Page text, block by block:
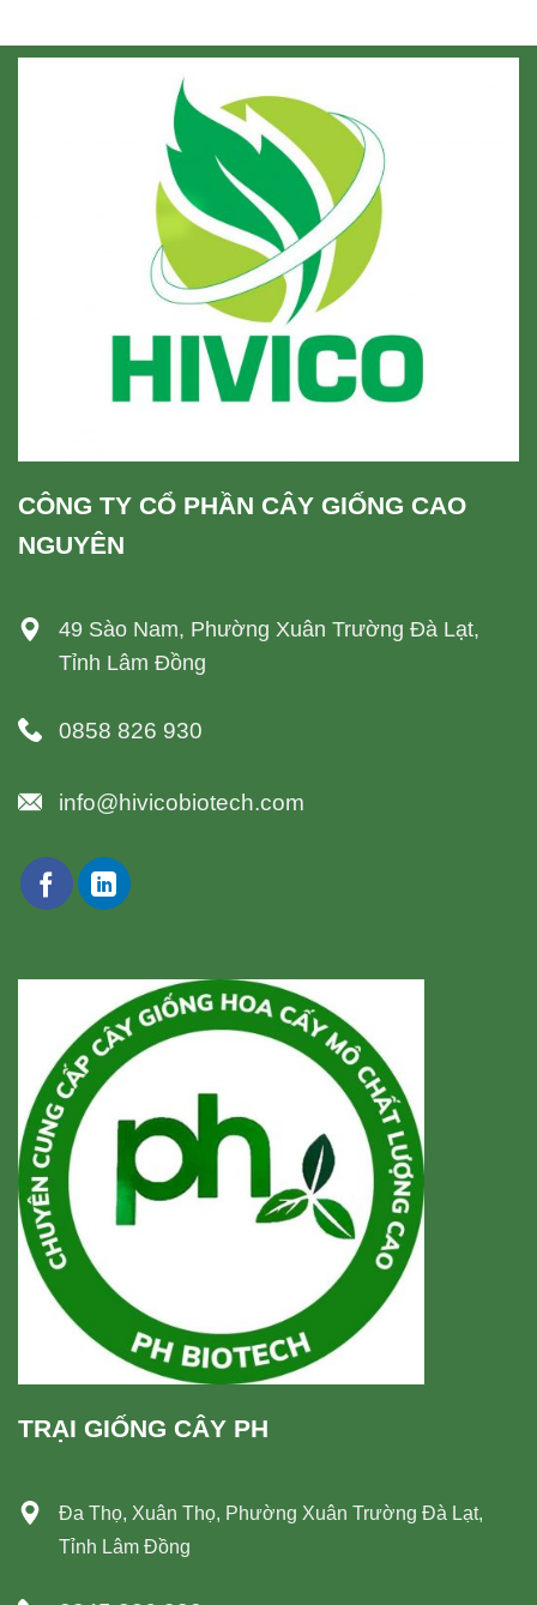
CÔNG TY CỔ PHẦN CÂY GIỐNG CAO
NGUYÊN
49 Sào Nam, Phường Xuân Trường Đà Lạt,
Tỉnh Lâm Đồng
0858 826 930
info@hivicobiotech.com
TRẠI GIỐNG CÂY PH
Đa Thọ, Xuân Thọ, Phường Xuân Trường Đà Lạt,
Tỉnh Lâm Đồng